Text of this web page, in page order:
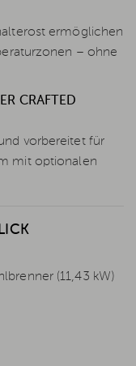
ermöglichen
– ohne
CRAFTED
vorbereitet für
mit optionalen
(11,43 kW)